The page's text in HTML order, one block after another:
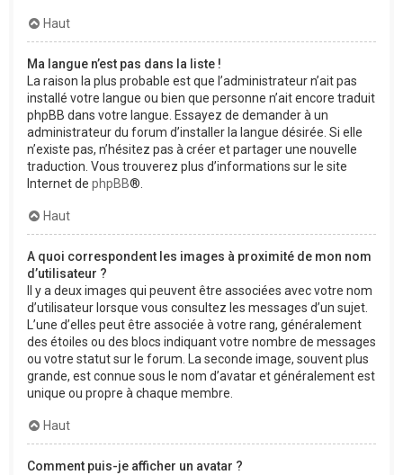
Haut
Ma langue n’est pas dans la liste !
La raison la plus probable est que l’administrateur n’ait pas
installé votre langue ou bien que personne n’ait encore traduit
phpBB dans votre langue. Essayez de demander à un
administrateur du forum d’installer la langue désirée. Si elle
n’existe pas, n’hésitez pas à créer et partager une nouvelle
traduction. Vous trouverez plus d’informations sur le site
Internet de phpBB®.
Haut
A quoi correspondent les images à proximité de mon nom
d’utilisateur ?
Il y a deux images qui peuvent être associées avec votre nom
d’utilisateur lorsque vous consultez les messages d’un sujet.
L’une d’elles peut être associée à votre rang, généralement
des étoiles ou des blocs indiquant votre nombre de messages
ou votre statut sur le forum. La seconde image, souvent plus
grande, est connue sous le nom d’avatar et généralement est
unique ou propre à chaque membre.
Haut
Comment puis-je afficher un avatar ?